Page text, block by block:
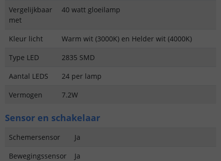
Vergelijkbaar
met
40 watt gloeilamp
Kleur licht
Warm wit (3000K) en Helder wit (4000K)
Type LED
2835 SMD
Aantal LEDS
24 per lamp
Vermogen
7.2W
Sensor en schakelaar
Schemersensor
Ja
Bewegingssensor
Ja